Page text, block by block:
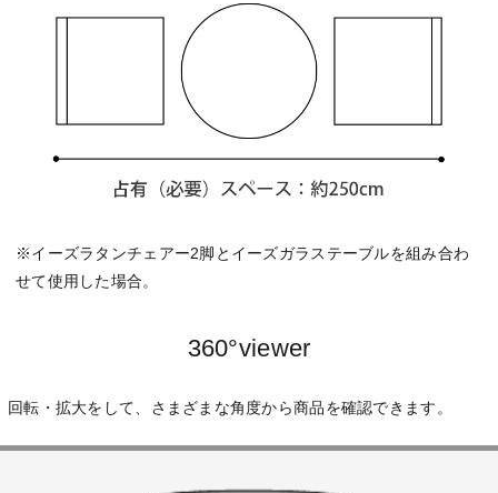
※イーズラタンチェアー2脚とイーズガラステーブルを組み合わ
せて使用した場合。
360°viewer
回転・拡大をして、さまざまな角度から商品を確認できます。